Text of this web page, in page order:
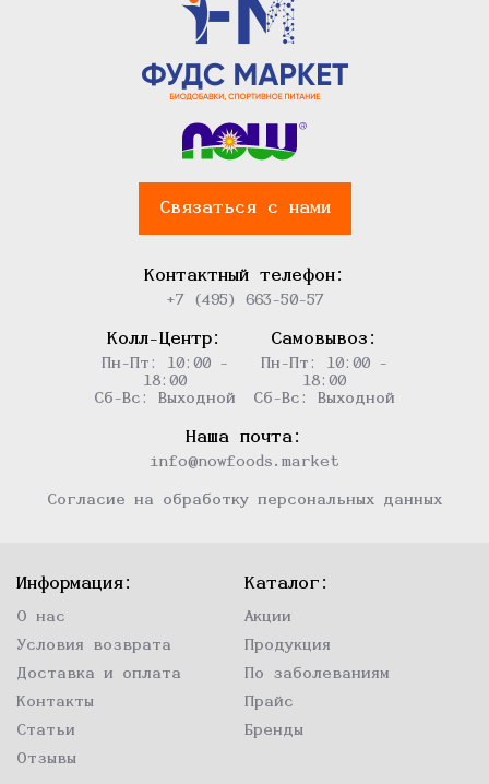
Связаться с нами
Контактный телефон:
+7 (495) 663-50-57
Колл-Центр:
Пн-Пт: 10:00 -
18:00
Сб-Вс: Выходной
Самовывоз:
Пн-Пт: 10:00 -
18:00
Сб-Вс: Выходной
Наша почта:
info@nowfoods.market
Согласие на обработку персональных данных
Информация:
О нас
Условия возврата
Доставка и оплата
Контакты
Статьи
Отзывы
Каталог:
Акции
Продукция
По заболеваниям
Прайс
Бренды